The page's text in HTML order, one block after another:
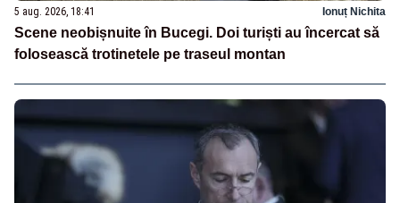
5 aug. 2026, 18:41 Ionuț Nichita
Scene neobișnuite în Bucegi. Doi turiști au încercat să
folosească trotinetele pe traseul montan